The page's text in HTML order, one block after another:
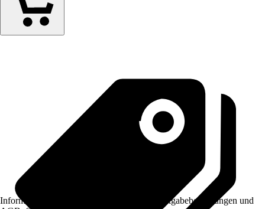
Informationen des Verkäufers, wie z. B. Rückgabebedingungen und